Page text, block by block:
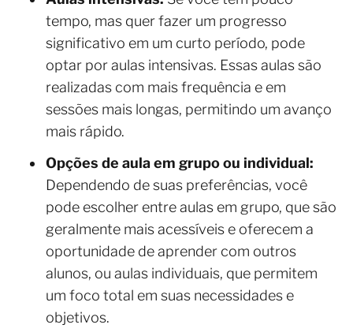
tempo, mas quer fazer um progresso
significativo em um curto período, pode
optar por aulas intensivas. Essas aulas são
realizadas com mais frequência e em
sessões mais longas, permitindo um avanço
mais rápido.
Opções de aula em grupo ou individual:
Dependendo de suas preferências, você
pode escolher entre aulas em grupo, que são
geralmente mais acessíveis e oferecem a
oportunidade de aprender com outros
alunos, ou aulas individuais, que permitem
um foco total em suas necessidades e
objetivos.